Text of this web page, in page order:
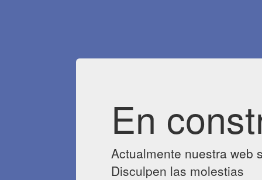
En
Actualmente nuestra web
Disculpen las molestias